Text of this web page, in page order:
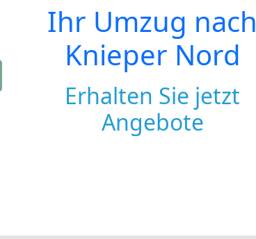
Ihr Umzug nach
Knieper Nord
Erhalten Sie jetzt
Angebote